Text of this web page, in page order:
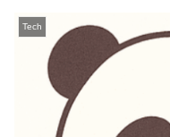
Tech